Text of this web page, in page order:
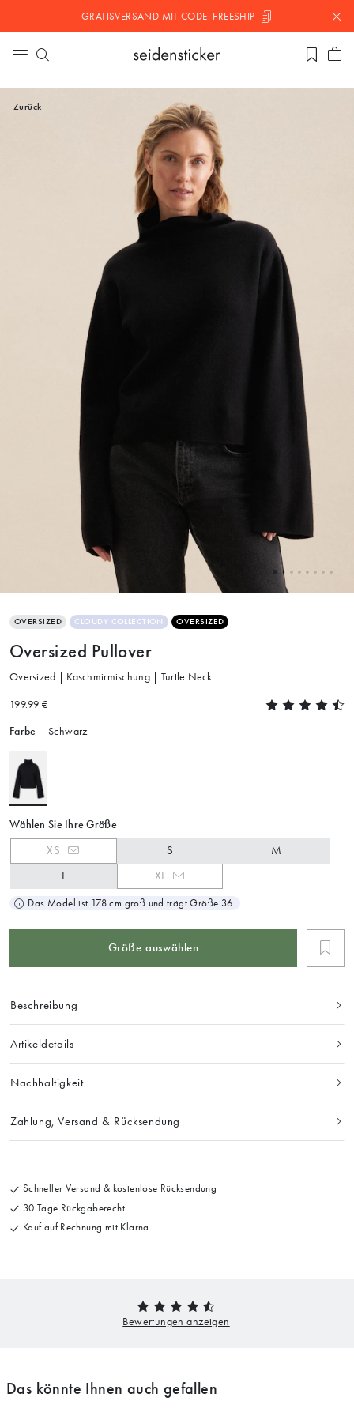
GRATISVERSAND MITCODE: FREESHIP
Zurück
OVERSIZED CLOUDY COLLECTION OVERSIZED
Oversized Pullover
Oversized | Kaschmirmischung | Turtle Neck
199.99 €
Farbe Schwarz
Wählen Sie Ihre Größe
XS S
M
L
XL
Das Model ist 178 cm groß und trägt Größe 36.
Größe auswählen
Beschreibung
Artikeldetails
Nachhaltigkeit
Zahlung, Versand & Rücksendung
Schneller Versand & kostenlose Rücksendung
30 Tage Rückgaberecht
Kauf auf Rechnung mit Klarna
Das könnte Ihnen auch gefallen